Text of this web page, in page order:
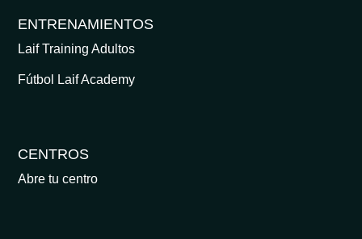
ENTRENAMIENTOS
Laif Training Adultos
Fútbol Laif Academy
CENTROS
Abre tu centro